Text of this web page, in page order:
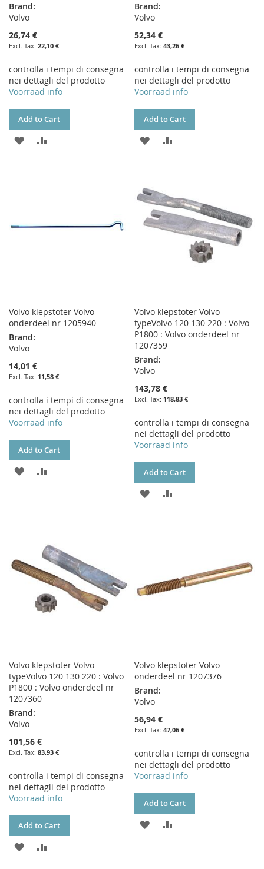
Brand:
Volvo
26,74 €
22,10 €
controlla i tempi di consegna
nei dettagli del prodotto
Voorraad info
Add to Cart
ADD
Brand:
Volvo
52,34 €
43,26 €
controlla i tempi di consegna
nei dettagli del prodotto
Voorraad info
Add to Cart
ADD
LIST
Volvo klepstoter Volvo
onderdeel nr 1205940
Brand:
Volvo
14,01 €
11,58 €
controlla i tempi di consegna
nei dettagli del prodotto
Voorraad info
Add to Cart
ADD
Volvo klepstoter Volvo
typeVolvo 120 130 220 : Volvo
P1800 : Volvo onderdeel nr
1207359
Brand:
Volvo
143,78 €
118,83 €
controlla i tempi di consegna
nei dettagli del prodotto
Voorraad info
Add to Cart
ADD
Volvo klepstoter Volvo
typeVolvo 120 130 220 : Volvo
P1800 : Volvo onderdeel nr
1207360
Brand:
Volvo
101,56 €
83,93 €
controlla i tempi di consegna
nei dettagli del prodotto
Voorraad info
Add to Cart
ADD
Volvo klepstoter Volvo
onderdeel nr 1207376
Brand:
Volvo
56,94 €
47,06 €
controlla i tempi di consegna
nei dettagli del prodotto
Voorraad info
Add to Cart
ADD